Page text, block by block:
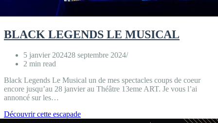
BLACK LEGENDS LE MUSICAL
5 janvier 202428 septembre 2024
2 min read
Black Legends Le Musical un de mes spectacles coups de coeur
encore jusqu’au 28 janvier au Théâtre 13eme ART. Je vous l’ai
annoncé sur les…
Découvrir cette escapadeBLACK